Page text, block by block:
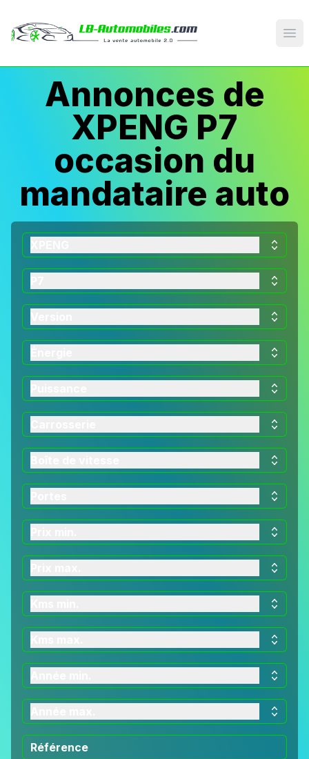
Annonces de
XPENG P7
occasion du
mandataire auto